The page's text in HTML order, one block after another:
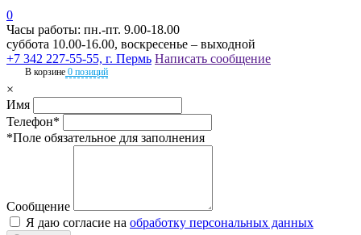
0
Часы работы: пн.-пт. 9.00-18.00
суббота 10.00-16.00, воскресенье – выходной
+7 342 227-55-55, г. Пермь Написать сообщение
В корзине 0 позиций
×
Имя
Телефон*
*Поле обязательное для заполнения
Сообщение
Я даю согласие на обработку персональных данных